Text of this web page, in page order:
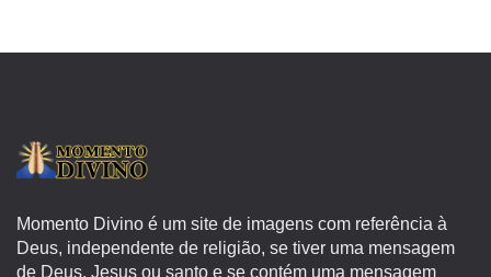
Momento Divino é um site de imagens com referência à
Deus, independente de religião, se tiver uma mensagem
de Deus, Jesus ou santo e se contém uma mensagem